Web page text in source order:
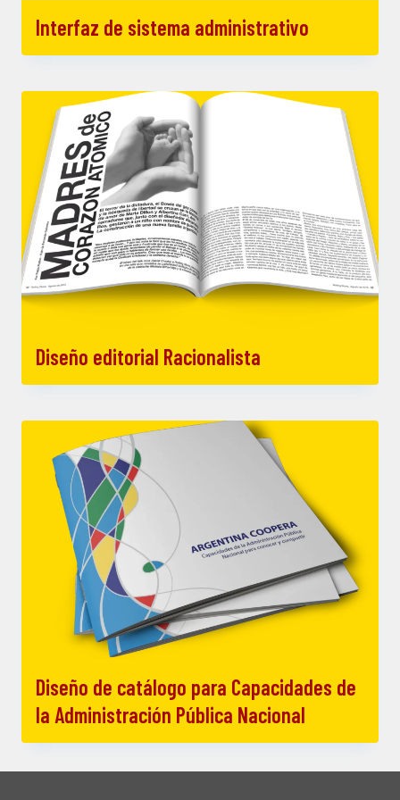
Interfaz de sistema administrativo
Diseño editorial Racionalista
Diseño de catálogo para Capacidades de
la Administración Pública Nacional